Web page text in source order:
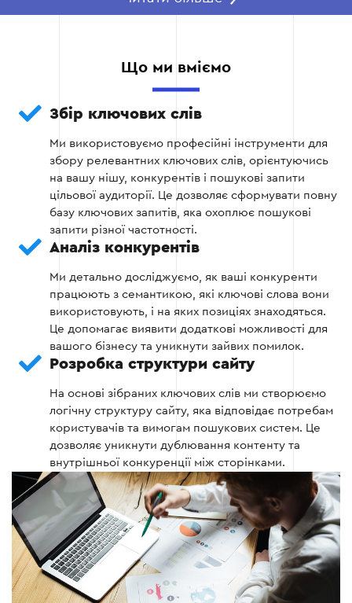
Етап 2 — Збір ключових слів
для збору ключових фраз.
кожного запиту.
Етап 2
Етап 3 — Фільтрація ключових слів
Видалення нерелевантних і
низькоконверсійних запитів.
Групування ключових слів за тематиками.
Етап 3
Етап 4 — Розподіл слів по сторінках
Що ми вміємо
Збір ключових слів
Ми використовуємо професійні інструменти для
збору релевантних ключових слів, орієнтуючись
на вашу нішу, конкурентів і пошукові запити
цільової аудиторії. Це дозволяє сформувати повну
базу ключових запитів, яка охоплює пошукові
запити різної частотності.
Аналіз конкурентів
Ми детально досліджуємо, як ваші конкуренти
працюють з семантикою, які ключові слова вони
використовують, і на яких позиціях знаходяться.
Це допомагає виявити додаткові можливості для
вашого бізнесу та уникнути зайвих помилок.
Розробка структури сайту
На основі зібраних ключових слів ми створюємо
логічну структуру сайту, яка відповідає потребам
користувачів та вимогам пошукових систем. Це
дозволяє уникнути дублювання контенту та
внутрішньої конкуренції між сторінками.